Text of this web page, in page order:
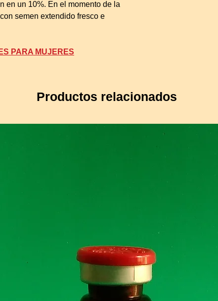
en un 10%. En el momento de la
semen extendido fresco e
PARA MUJERES
Productos relacionados